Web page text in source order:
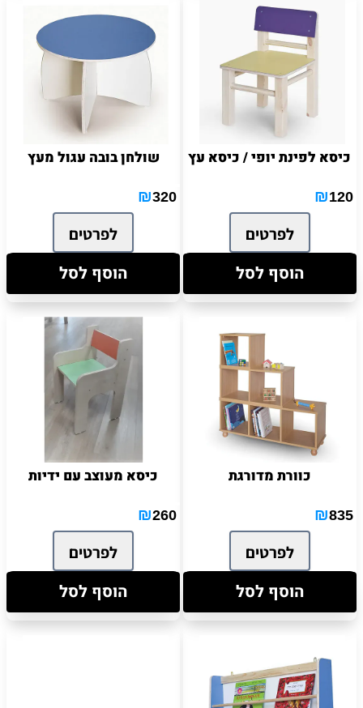
כיסא לפינת יופי / כיסא עץ
₪120
לפרטים
הוסף לסל
שולחן בובה עגול מעץ
₪320
לפרטים
הוסף לסל
כוורת מדורגת
₪835
לפרטים
הוסף לסל
כיסא מעוצב עם ידיות
₪260
לפרטים
הוסף לסל